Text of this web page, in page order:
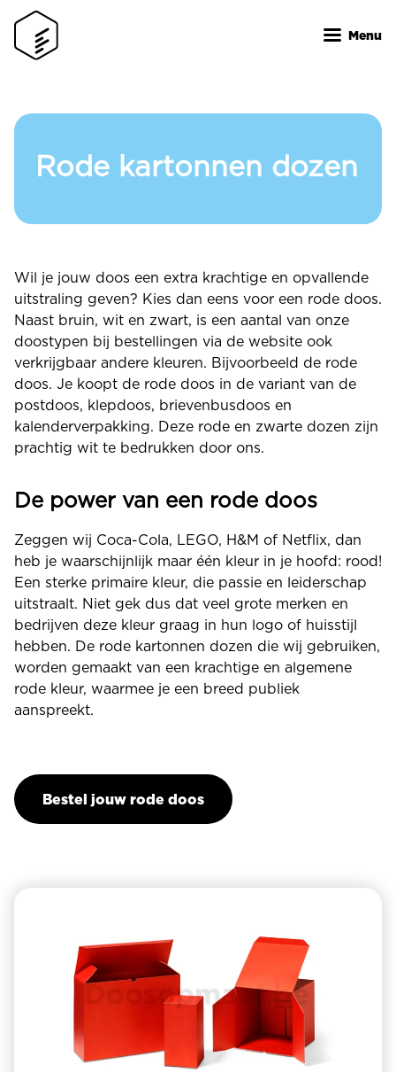
Overslaan
naar
gaan
Menu
Rode kartonnen dozen
Wil je jouw doos een extra krachtige en opvallende
uitstraling geven? Kies dan eens voor een rode doos.
Naast bruin, wit en zwart, is een aantal van onze
doostypen bij bestellingen via de website ook
verkrijgbaar andere kleuren. Bijvoorbeeld de rode
doos. Je koopt de rode doos in de variant van de
postdoos, klepdoos, brievenbusdoos en
kalenderverpakking. Deze rode en zwarte dozen zijn
prachtig wit te bedrukken door ons.
De power van een rode doos
Zeggen wij Coca-Cola, LEGO, H&M of Netflix, dan
heb je waarschijnlijk maar één kleur in je hoofd: rood!
Een sterke primaire kleur, die passie en leiderschap
uitstraalt. Niet gek dus dat veel grote merken en
bedrijven deze kleur graag in hun logo of huisstijl
hebben. De rode kartonnen dozen die wij gebruiken,
worden gemaakt van een krachtige en algemene
rode kleur, waarmee je een breed publiek
aanspreekt.
Bestel jouw rode doos